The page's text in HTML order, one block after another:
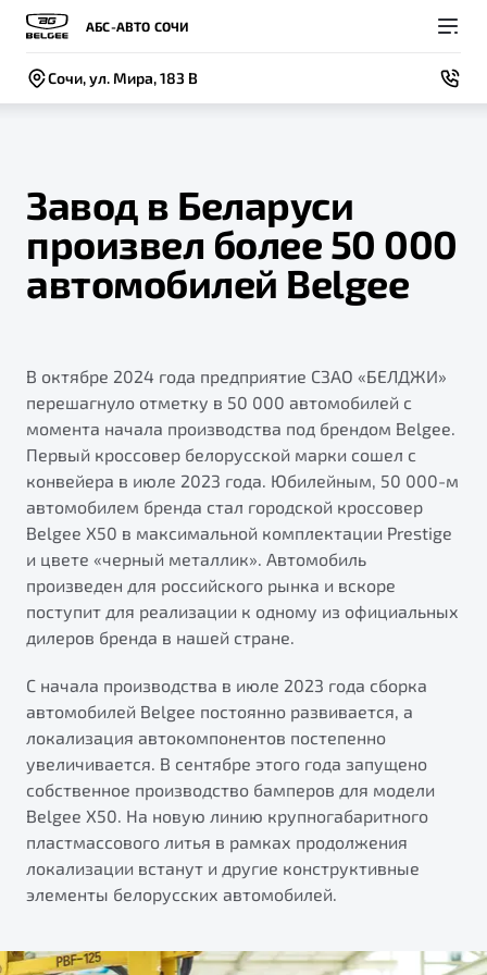
АБС-АВТО СОЧИ
Сочи, ул. Мира, 183 В
Модели
от 2 219 990 ₽*
S50
Элегантный и практичный седан
Покупателям
ВЫБОР И ПОКУПКА
Спецпредложения и Акции
ФИНАНСЫ И УСЛУГИ
Автокредит
Трейд-ин
Страхование
Расчет КАСКО
Узнайте о специальных выгодах при покупке
Владельцам
СЕРВИС
Руководство по эксплуатации
Калькулятор ТО
ПОДДЕРЖКА
Гарантия Belgee
Belgee Линк
Belgee Клуб
Реферальная программа
Клиентская поддержка
Помощь на дорогах
О компании
СОБЫТИЯ
Контакты
BELGEE В РОССИИ
О бренде
О дилерском центре
Правовая информация
Завод в Беларуси
произвел более 50 000
автомобилей Belgee
В октябре 2024 года предприятие СЗАО «БЕЛДЖИ»
перешагнуло отметку в 50 000 автомобилей с
момента начала производства под брендом Belgee.
Первый кроссовер белорусской марки сошел с
конвейера в июле 2023 года. Юбилейным, 50 000-м
автомобилем бренда стал городской кроссовер
Belgee X50 в максимальной комплектации Prestige
и цвете «черный металлик». Автомобиль
произведен для российского рынка и вскоре
поступит для реализации к одному из официальных
дилеров бренда в нашей стране.
С начала производства в июле 2023 года сборка
автомобилей Belgee постоянно развивается, а
локализация автокомпонентов постепенно
увеличивается. В сентябре этого года запущено
собственное производство бамперов для модели
Belgee X50. На новую линию крупногабаритного
пластмассового литья в рамках продолжения
локализации встанут и другие конструктивные
элементы белорусских автомобилей.